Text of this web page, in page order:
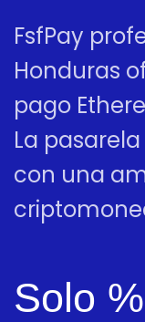
FsfPay
Honduras
pago
La
con una
Solo